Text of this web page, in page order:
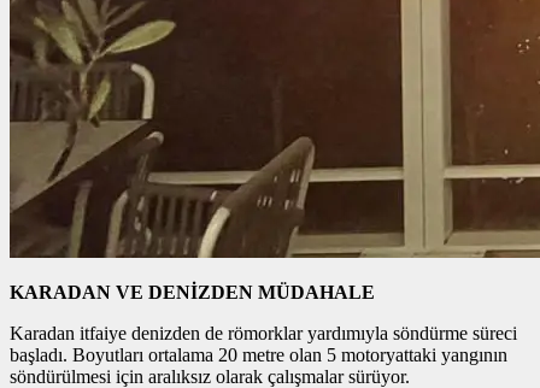
KARADAN VE DENİZDEN MÜDAHALE
Karadan itfaiye denizden de römorklar yardımıyla söndürme süreci
başladı. Boyutları ortalama 20 metre olan 5 motoryattaki yangının
söndürülmesi için aralıksız olarak çalışmalar sürüyor.